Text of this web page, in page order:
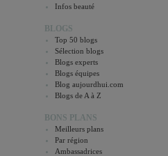
Infos beauté
BLOGS
Top 50 blogs
Sélection blogs
Blogs experts
Blogs équipes
Blog aujourdhui.com
Blogs de A à Z
BONS PLANS
Meilleurs plans
Par région
Ambassadrices